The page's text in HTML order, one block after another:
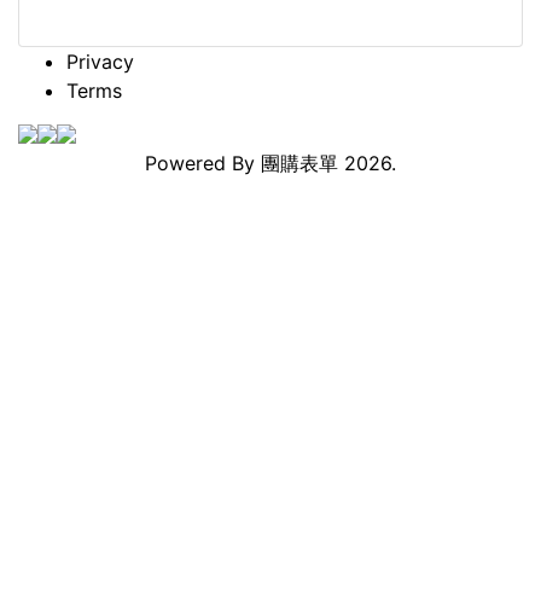
Privacy
Terms
Powered By 團購表單 2026.